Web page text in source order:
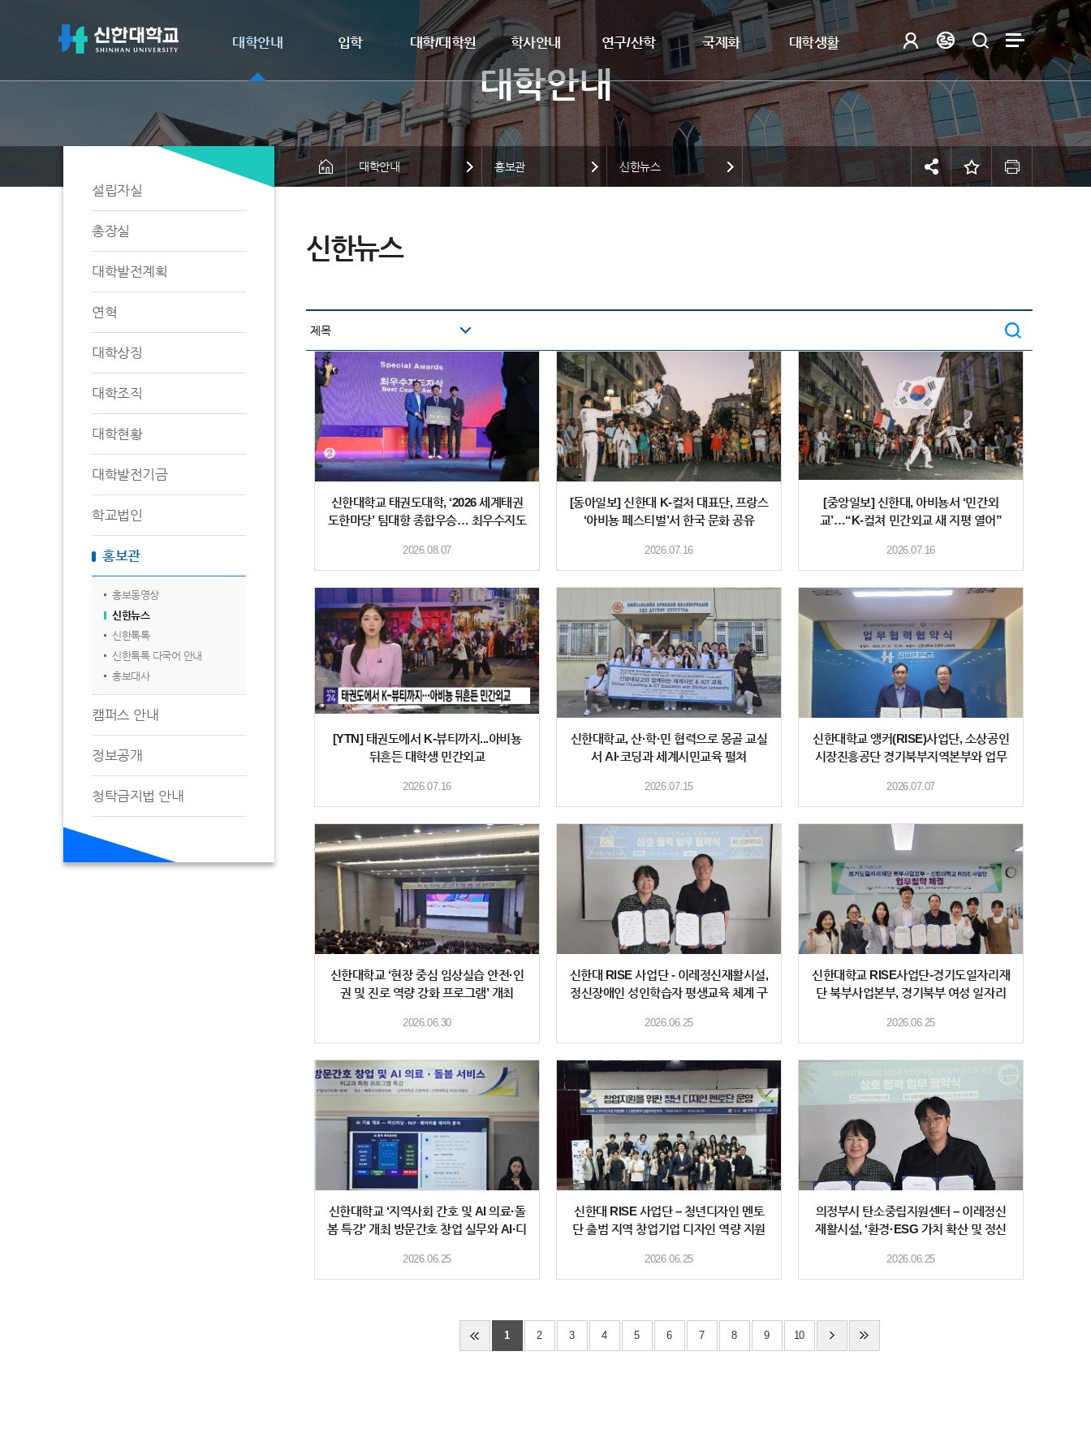
대학안내 입학 대학/대학원 학사안내 연구/산학 국제화 대학생활
설립자실
총장실
대학발전계획
연혁
대학상징
대학조직
대학현황
대학발전기금
학교법인
홍보관
홍보동영상
신한뉴스
신한톡톡
신한톡톡 다국어 안내
홍보대사
캠퍼스 안내
정보공개
청탁금지법 안내
대학안내 홍보관 신한뉴스
신한뉴스
신한대학교 태권도대학, ‘2026 세계태권
도한마당’ 팀대항 종합우승… 최우수지도
2026.08.07
[동아일보] 신한대 K-컬처 대표단, 프랑스
‘아비뇽 페스티벌’서 한국 문화 공유
2026.07.16
[중앙일보] 신한대, 아비뇽서 ‘민간외
교’…“K-컬쳐 민간외교 새 지평 열어”
2026.07.16
[YTN] 태권도에서 K-뷰티까지...아비뇽
뒤흔든 대학생 민간외교
2026.07.16
신한대학교, 산·학·민 협력으로 몽골 교실
서 AI·코딩과 세계시민교육 펼쳐
2026.07.15
신한대학교 앵커(RISE)사업단, 소상공인
시장진흥공단 경기북부지역본부와 업무
2026.07.07
신한대학교 ‘현장 중심 임상실습 안전·인
권 및 진로 역량 강화 프로그램’ 개최
2026.06.30
신한대 RISE 사업단 - 이레정신재활시설,
정신장애인 성인학습자 평생교육 체계 구
2026.06.25
신한대학교 RISE사업단-경기도일자리재
단 북부사업본부, 경기북부 여성 일자리
2026.06.25
신한대학교 ‘지역사회 간호 및 AI 의료·돌
봄 특강’ 개최 방문간호 창업 실무와 AI·디
2026.06.25
신한대 RISE 사업단 – 청년디자인 멘토
단 출범 지역 창업기업 디자인 역량 지원
2026.06.25
의정부시 탄소중립지원센터 – 이레정신
재활시설, ‘환경·ESG 가치 확산 및 정신
2026.06.25
1 2 3 4 5 6 7 8 9 10